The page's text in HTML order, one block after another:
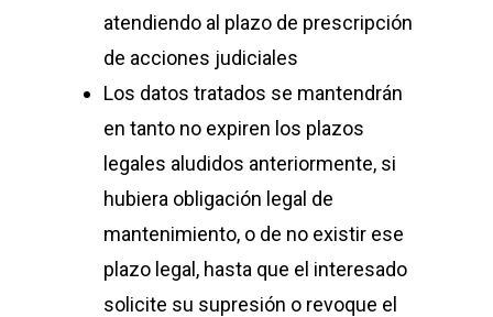
atendiendo al plazo de prescripción
de acciones judiciales
Los datos tratados se mantendrán
en tanto no expiren los plazos
legales aludidos anteriormente, si
hubiera obligación legal de
mantenimiento, o de no existir ese
plazo legal, hasta que el interesado
solicite su supresión o revoque el